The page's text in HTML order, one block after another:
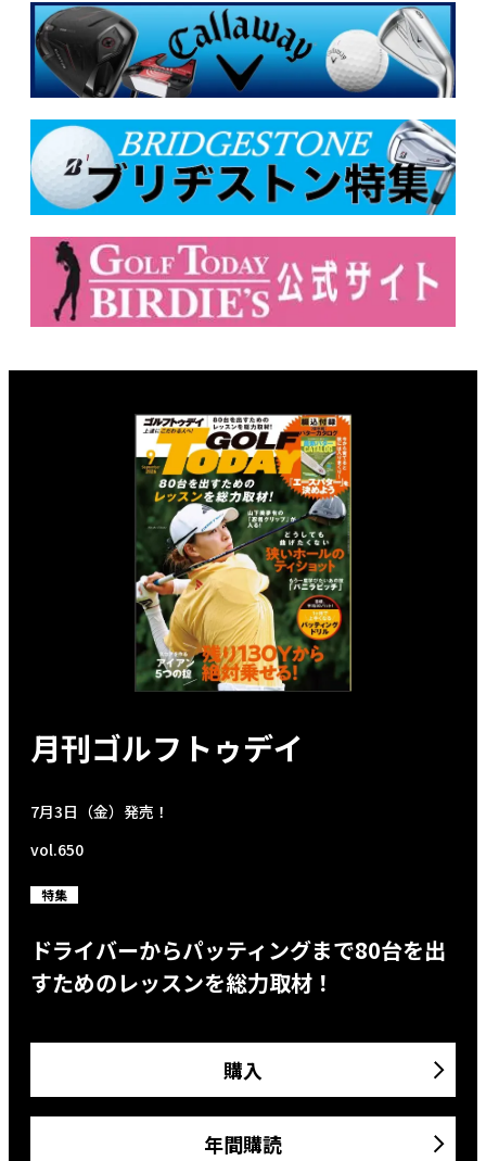
月刊ゴルフトゥデイ
7月3日（金）発売！
vol.650
特集
ドライバーからパッティングまで80台を出
すためのレッスンを総力取材！
購入
年間購読